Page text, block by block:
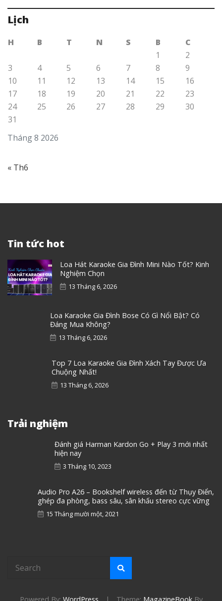
Lịch
Tháng 8 2026
H B T N S B
C
1
2
3
4 5 6 7 8
9
10
11 12 13 14 15
16
17
18 19 20 21 22
23
24
25 26 27 28 29
30
31
« Th6
Tin tức hot
Loa Hát Karaoke Gia Đình Mini Nào Tốt? Kinh
Nghiệm Chọn
13 Tháng 6, 2026
Loa Karaoke Gia Đình Bose Có Gì Nổi Bật? Có
Đáng Mua Không?
13 Tháng 6, 2026
Top 7 Loa Karaoke Gia Đình Xách Tay Được Ưa
Chuộng Nhất!
13 Tháng 6, 2026
Trải nghiệm
Đánh giá Harman Kardon Go + Play 3 mới nhất
hiện nay
3 Tháng 10, 2023
Audio Pro A26 – Bookshelf wireless đến từ Thụy Điển,
ghép đa phòng, bass sâu, sân khấu stereo cực vững
15 Tháng mười một, 2021